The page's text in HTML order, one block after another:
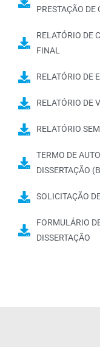
PRESTAÇÃO DE
RELATÓRIO DE
FINAL
RELATÓRIO DE
RELATÓRIO DE
RELATÓRIO
TERMO DE
DISSERTAÇÃO
SOLICITAÇÃO
FORMULÁRIO
DISSERTAÇÃO